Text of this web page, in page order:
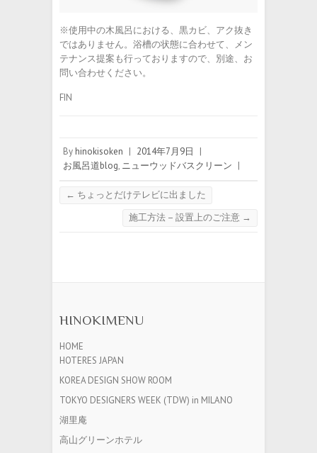
※使用中の木風呂における、黒カビ、アク抜き
ではありません。浴槽の状態に合わせて、メン
テナンス提案も行っておりますので、別途、お
問い合わせください。
FIN
By hinokisoken | 2014年7月9日
|
お風呂道blog, ニューウッドバスクリーン |
← ちょっとだけテレビに出ました
施工方法 – 設置上のご注意 →
HINOKIMENU
HOME
HOTERES JAPAN
KOREA DESIGN SHOW ROOM
TOKYO DESIGNERS WEEK (TDW) in MILANO
湖里庵
高山グリーンホテル